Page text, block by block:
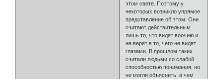
этом свете. Поэтому у
некоторых возникло упрямое
представление об этом. Они
считают действительным
лишь то, что видят воочию и
не верят в то, чего не видят
глазами. В прошлом таких
считали людьми со слабой
способностью понимания, но
не могли объяснить, в чем